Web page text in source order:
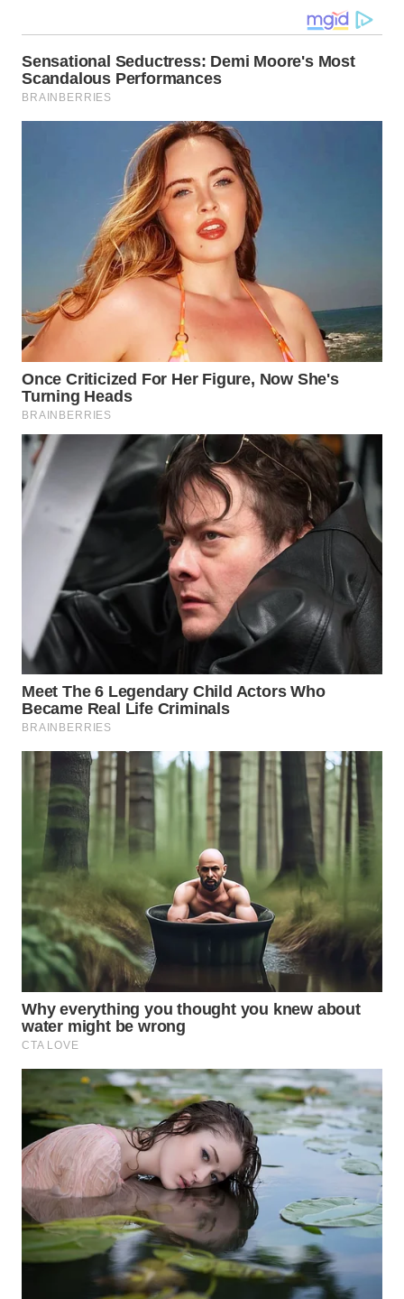
WN
MALUKU
WN
MALUT
WN
NIAS
WN
LANGKAT
WN
TAPANULI
SELATAN
TANJUNG
LESUNG
WN
KARO
WN
SIMALUNGUN
WN
LABUHANBATU
WN
TAPANULI
TENGAH
WN DELI
SERDANG
WN
TEBING
TINGGI
PAKPAK
WN
KARAWANG
WN
BEKASI
WN